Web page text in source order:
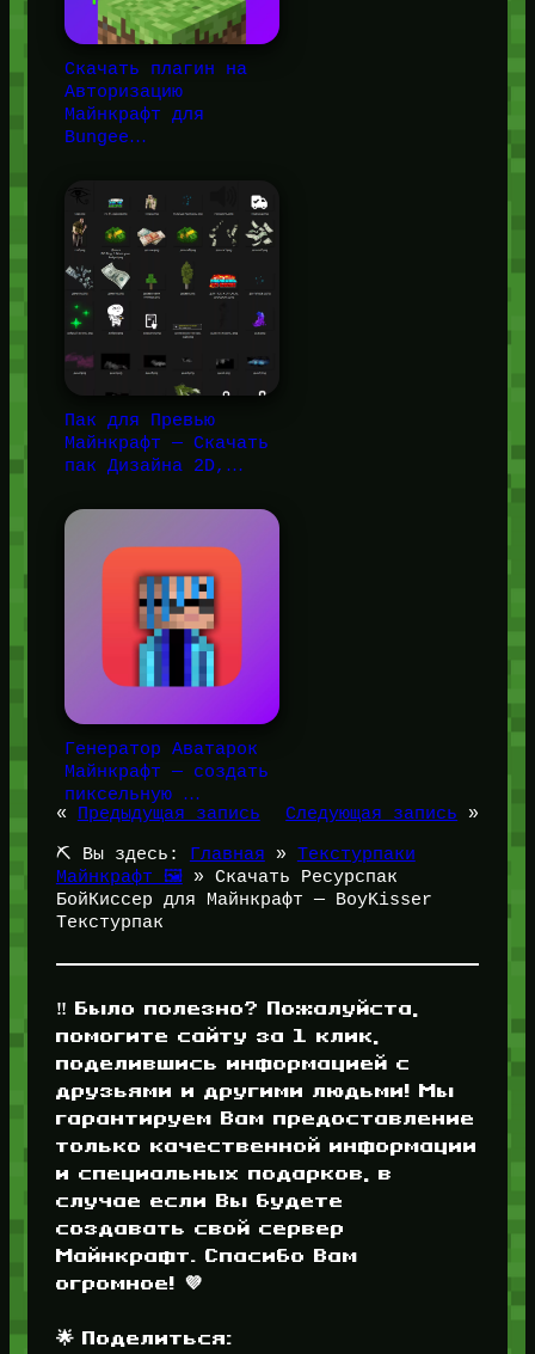
Скачать плагин на
Авторизацию
Майнкрафт для
Bungee…
Пак для Превью
Майнкрафт — Скачать
пак Дизайна 2D,…
Генератор Аватарок
Майнкрафт — создать
пиксельную …
«
Предыдущая запись Следующая запись »
⛏️ Вы здесь: Главная » Текстурпаки
Майнкрафт 🖼️» Скачать Ресурспак
БойКиссер для Майнкрафт — BoyKisser
Текстурпак
‼️ Было полезно? Пожалуйста,
помогите сайту за 1 клик,
поделившись информацией с
друзьями и другими людьми! Мы
гарантируем Вам предоставление
только качественной информации
и специальных подарков, в
случае если Вы будете
создавать свой сервер
Майнкрафт. Спасибо Вам
огромное! 💜
🌟 Поделиться: